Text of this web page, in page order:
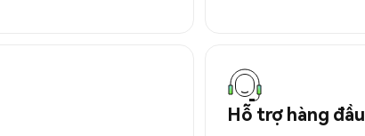
Hỗ trợ hàng đầu